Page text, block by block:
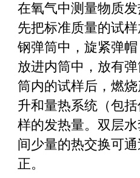
在氧气中测量物质
先把标准质量的试
钢弹筒中，旋紧弹
放进内筒中，放有
筒内的试样后，燃
升和量热系统（包
样的发热量。双层
间少量的热交换可
正。